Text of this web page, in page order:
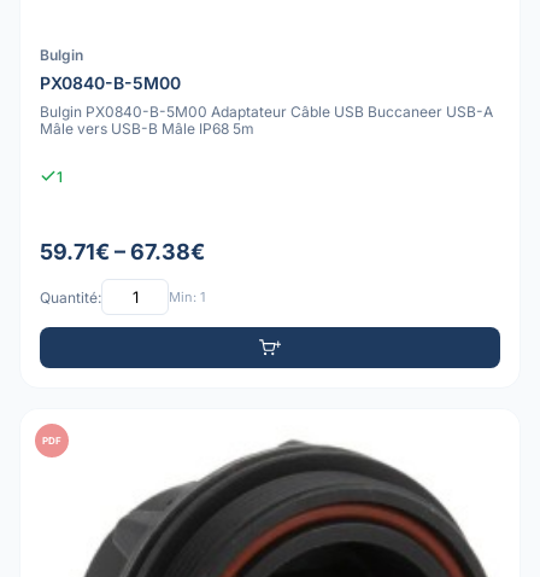
Bulgin
PX0840-B-5M00
Bulgin PX0840-B-5M00 Adaptateur Câble USB Buccaneer USB-A
Mâle vers USB-B Mâle IP68 5m
1
59.71€ – 67.38€
Quantité: Min: 1
PDF